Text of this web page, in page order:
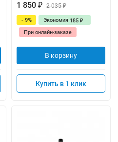
1 850 ₽ 2 035₽
- 9% Экономия 185 ₽
При онлайн-заказе
В корзину
Купить в 1 клик